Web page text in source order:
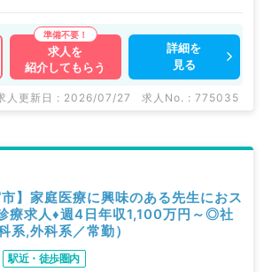
求人を
紹介してもらう
詳細を
見る
人更新日 : 2026/07/27 求人No. : 775035
市】家庭医療に興味のある先生におス
療求人♦週4日年収1,100万円～◎社
系,外科系／常勤）
駅近・徒歩圏内